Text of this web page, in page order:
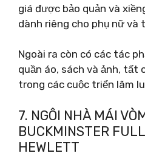
giá được bảo quản và
dành riêng cho phụ nữ và
Ngoài ra còn có các tác
quần áo, sách và ảnh, tất
trong các cuộc triển lãm
7. NGÔI NHÀ MÁI
BUCKMINSTER
HEWLETT